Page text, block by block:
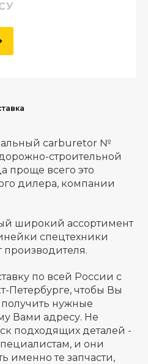
carburetor №
строительной
проще всего это
дилера, компании
широкий ассортимент
спецтехники
по всей России с
Петербурге, чтобы Вы
нужные
Вами адресу. Не
подходящих деталей -
и они
именно те запчасти,